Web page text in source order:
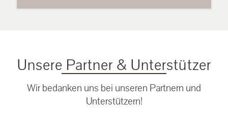
Unsere Partner & Unterstützer
Wir bedanken uns bei unseren Partnern und
Unterstützern!